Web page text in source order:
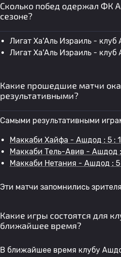
Сколько побед одержал ФК
сезоне?
Лигат Ха'Аль Израиль -
Лигат Ха'Аль Израиль -
Какие прошедшие матчи
результативными?
Самыми результативными
Маккаби Хайфа - Ашдод : 5 : 1
Маккаби Тель-Авив - Ашдод :
Маккаби Нетания - Ашдод : 5
Эти матчи запомнились
Какие игры состоятся для
ближайшее время?
В ближайшее время клубу